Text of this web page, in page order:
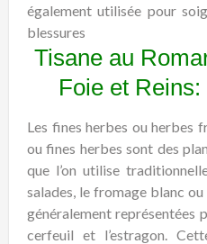
également utilisée pour
blessures
Tisane au
Foie et
Les fines herbes ou herbes
ou fines herbes sont des
que l’on utilise
salades, le fromage blanc
généralement représentées
cerfeuil et l’estragon.